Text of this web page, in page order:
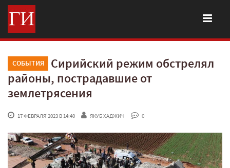
СОБЫТИЯ
Сирийский режим обстрелял
районы, пострадавшие от
землетрясения
17 ФЕВРАЛЯ'2023 В 14:40 ЯКУБ ХАДЖИЧ 0